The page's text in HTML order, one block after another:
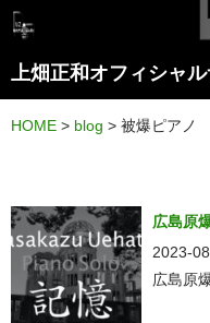
上畑正和オフィシャ
ン
ツ
へ
キ
HOME > blog > 被爆ピアノ
広島原
2023-
広島原